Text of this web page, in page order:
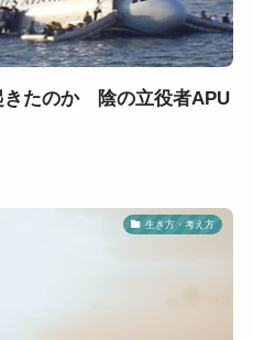
きたのか 陰の立役者APU
生き方・考え方